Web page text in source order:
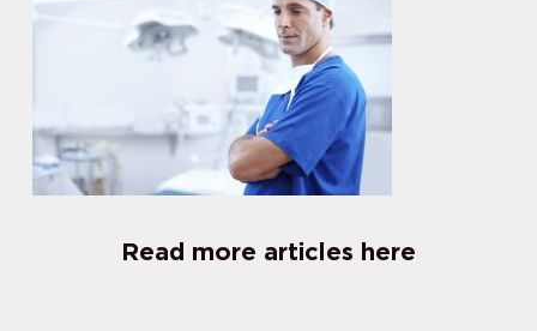
Read more articles here